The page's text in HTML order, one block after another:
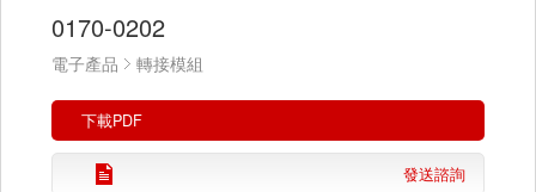
0170-0202
電子產品 轉接模組
下載PDF
發送諮詢